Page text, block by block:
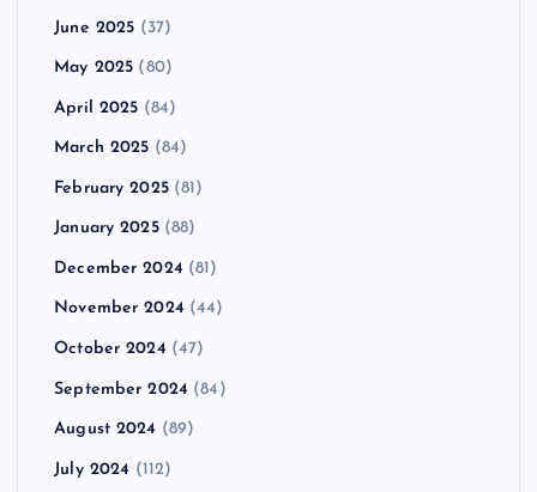
June 2025 (37)
May 2025 (80)
April 2025 (84)
March 2025 (84)
February 2025(81)
January 2025(88)
December 2024 (81)
November 2024 (44)
October 2024 (47)
September 2024 (84)
August 2024 (89)
July 2024 (112)